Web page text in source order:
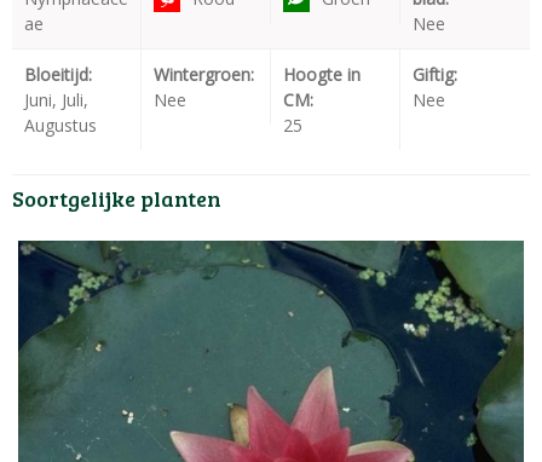
ae
Nee
Bloeitijd:
Juni, Juli,
Augustus
Wintergroen:
Nee
Hoogte in
CM:
25
Giftig:
Nee
Soortgelijke planten